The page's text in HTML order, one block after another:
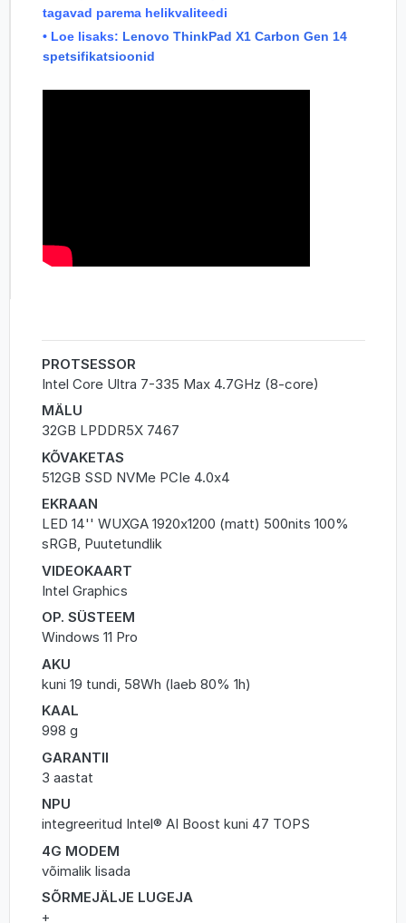
tagavad parema helikvaliteedi
• Loe lisaks: Lenovo ThinkPad X1 Carbon Gen 14
spetsifikatsioonid
PROTSESSOR
Intel Core Ultra 7-335 Max 4.7GHz (8-core)
MÄLU
32GB LPDDR5X 7467
KÕVAKETAS
512GB SSD NVMe PCIe 4.0x4
EKRAAN
LED 14'' WUXGA 1920x1200 (matt) 500nits 100%
sRGB, Puutetundlik
VIDEOKAART
Intel Graphics
OP. SÜSTEEM
Windows 11 Pro
AKU
kuni 19 tundi, 58Wh (laeb 80% 1h)
KAAL
998 g
GARANTII
3 aastat
NPU
integreeritud Intel® AI Boost kuni 47 TOPS
4G MODEM
võimalik lisada
SÕRMEJÄLJE LUGEJA
+